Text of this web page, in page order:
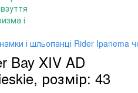
і шльопанці Rider Ipanema
Bay XIV AD
розмір: 43